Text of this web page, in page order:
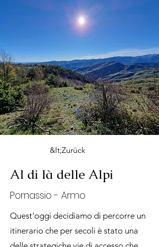
&lt;Zurück
Al di là delle Alpi
Pornassio - Armo
Quest'oggi decidiamo di percorre un
itinerario che per secoli è stato una